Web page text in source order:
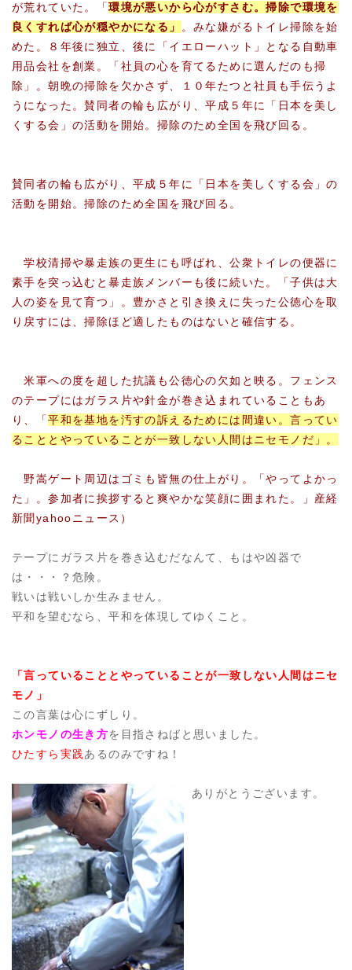
が荒れていた。「環境が悪いから心がすさむ。掃除で環境を
良くすれば心が穏やかになる」
。みな嫌がるトイレ掃除を始
めた。８年後に独立、後に「イエローハット」となる自動車
用品会社を創業。「社員の心を育てるために選んだのも掃
除」。朝晩の掃除を欠かさず、１０年たつと社員も手伝うよ
うになった。賛同者の輪も広がり、平成５年に「日本を美し
くする会」の活動を開始。掃除のため全国を飛び回る。
賛同者の輪も広がり、平成５年に「日本を美しくする会」の
活動を開始。掃除のため全国を飛び回る。
学校清掃や暴走族の更生にも呼ばれ、公衆トイレの便器に
素手を突っ込むと暴走族メンバーも後に続いた。「子供は大
人の姿を見て育つ」。豊かさと引き換えに失った公徳心を取
り戻すには、掃除ほど適したものはないと確信する 。
米軍への度を超した抗議も公徳心の欠如と映る。フェンス
のテープにはガラス片や針金が巻き込まれていることもあ
り、「平和を基地を汚すの訴えるためには間違い。言ってい
ることとやっていることが一致しない人間はニセモノだ」。
野嵩ゲート周辺はゴミも皆無の仕上がり。「やってよかっ
た」。参加者に挨拶すると爽やかな笑顔に囲まれた。」 産経
新聞yahooニュース）
テープにガラス片を巻き込むだなんて、もはや凶器で
は・・・？危険。
戦いは戦いしか生みません。
平和を望むなら、平和を体現してゆくこと。
「言っていることとやっていることが一致しない人間はニセ
モノ」
この言葉は心にずしり。
ホンモノの生き方を目指さねばと思いました。
ひたすら実践あるのみですね！
ありがとうございます。